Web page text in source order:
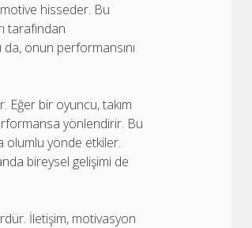
hisseder. Bu
tarafından
onun performansını
Eğer bir oyuncu, takım
yönlendirir. Bu
olumlu yönde etkiler.
bireysel gelişimi de
İletişim, motivasyon